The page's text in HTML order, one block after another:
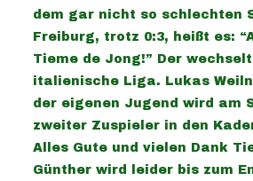
dem gar nicht so schlechten
Freiburg, trotz 0:3, heißt es:
Tieme de Jong!” Der
italienische Liga. Lukas
der eigenen Jugend wird am
zweiter Zuspieler in den
Alles Gute und vielen Dank
Günther wird leider bis zum